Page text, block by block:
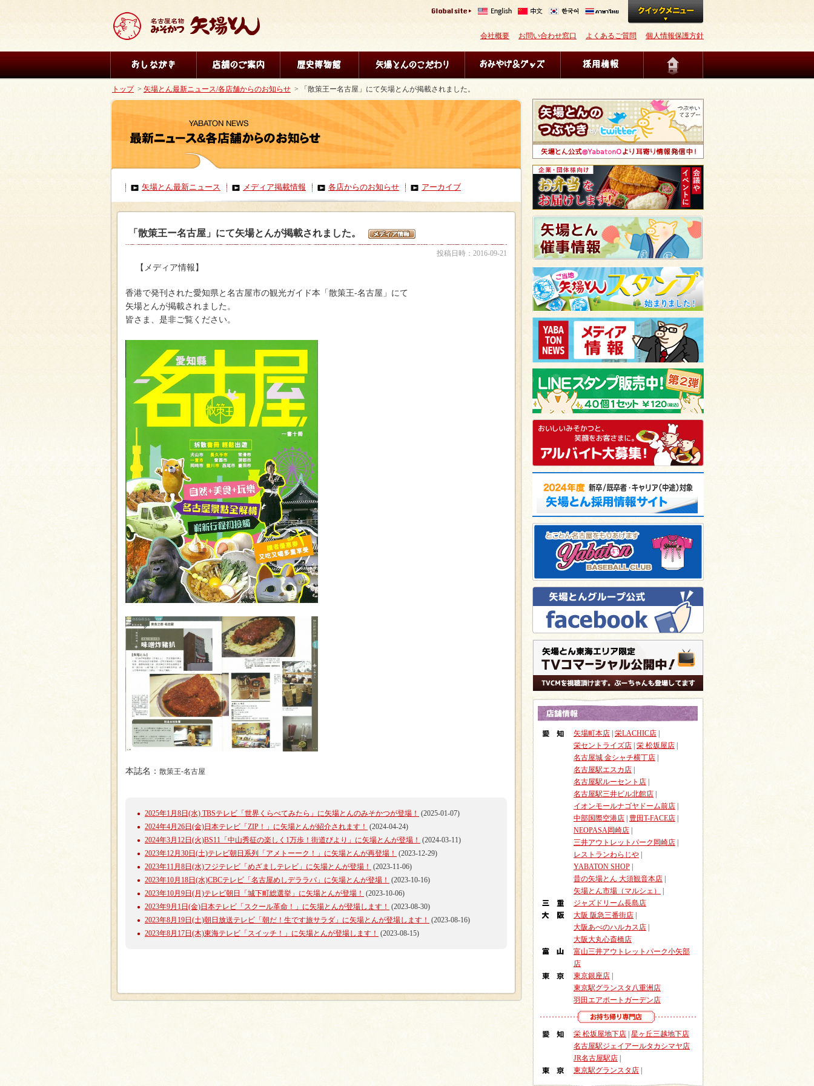
会社概要 お問い合わせ窓口 よくあるご質問 個人情報保護方針
トップ> 矢場とん最新ニュース/各店舗からのお知らせ > 「散策王ー名古屋」にて矢場とんが掲載されました。
矢場とん最新ニュース メディア掲載情報 各店からのお知らせ アーカイブ
「散策王ー名古屋」にて矢場とんが掲載されました。
投稿日時：2016-09-21
【メディア情報】
香港で発刊された愛知県と名古屋市の観光ガイド本「散策王-名古屋」にて
矢場とんが掲載されました。
皆さま、是非ご覧ください。
本誌名： 散策王-名古屋
2025年1月8日(水) TBSテレビ「世界くらべてみたら」に矢場とんのみそかつが登場！ (2025-01-07)
2024年4月26日(金)日本テレビ「ZIP！」に矢場とんが紹介されます！ (2024-04-24)
2024年3月12日(火)BS11「中山秀征の楽しく1万歩！街道びより」に矢場とんが登場！ (2024-03-11)
2023年12月30日(土)テレビ朝日系列「アメトーーク！」に矢場とんが再登場！ (2023-12-29)
2023年11月8日(水)フジテレビ「めざましテレビ」に矢場とんが登場！ (2023-11-06)
2023年10月18日(水)CBCテレビ「名古屋めしデララバ」に矢場とんが登場！ (2023-10-16)
2023年10月9日(月)テレビ朝日「城下町総選挙」に矢場とんが登場！ (2023-10-06)
2023年9月1日(金)日本テレビ「スクール革命！」に矢場とんが登場します！ (2023-08-30)
2023年8月19日(土)朝日放送テレビ「朝だ！生です旅サラダ」に矢場とんが登場します！ (2023-08-16)
2023年8月17日(木)東海テレビ「スイッチ！」に矢場とんが登場します！ (2023-08-15)
矢場町本店 栄LACHIC店
栄セントライズ店 栄 松坂屋店
名古屋城 金シャチ横丁店
名古屋駅エスカ店
名古屋駅ルーセント店
名古屋駅三井ビル北館店
イオンモールナゴヤドーム前店
中部国際空港店
豊田T-FACE店
NEOPASA岡崎店
三井アウトレットパーク岡崎店
レストランわらじや
YABATON SHOP
昔の矢場とん 大須観音本店
矢場とん市場（マルシェ）
ジャズドリーム長島店
大阪 阪急三番街店
大阪あべのハルカス店
大阪大丸心斎橋店
富山三井アウトレットパーク小矢部
店
東京銀座店
東京駅グランスタ八重洲店
羽田エアポートガーデン店
栄 松坂屋地下店 星ヶ丘三越地下店
名古屋駅ジェイアールタカシマヤ店
JR名古屋駅店
東京駅グランスタ店